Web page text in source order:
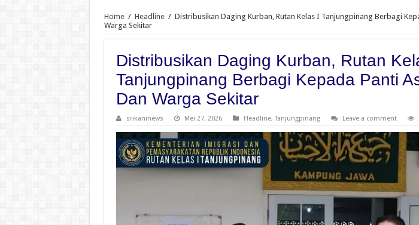
Home / Headline / Distribusikan Daging Kurban, Rutan Kelas I Tanjungpinang Berbagi
Warga Sekitar
Distribusikan Daging Kurban, Rutan
Tanjungpinang Berbagi Kepada Panti
Dan Warga Sekitar
srikaninews Mei 27, 2026 Headline,Tanjungpinang Leave a comment